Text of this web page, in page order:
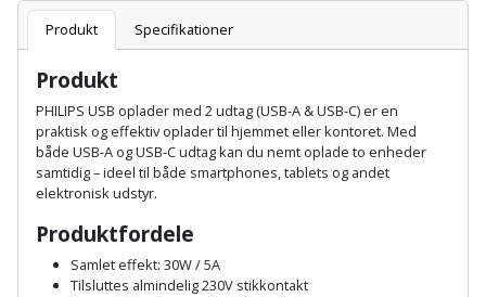
Fugtsikring
Garageport
Gelænder
Gips
Grundmursplader
Hardieplank
Fugepistol
skumpistol
Gevindskærer
Gipsværktøj
Glasløfter
Betonsliber
Bindemaskine
Bits
Bor
Bordrundsav
Motorenhed
Motorsav
og
kædesav
Motorsav
og
kædesav
tilbehør
Brænde
Brændeovn
Brandslukker
Brugskunst
Camping
Damprengøring
og
afrensning
Spartelmasse
til
væg
Tape
Rør
fittings
Stålvask
Ventilation
og
indeklima
Guides
Gaveideer
Aktiviteter
Produkt Specifikationer
Produkt
PHILIPS USB oplader med 2 udtag (USB-A & USB-C) er en
praktisk og effektiv oplader til hjemmet eller kontoret. Med
både USB-A og USB-C udtag kan du nemt oplade to enheder
samtidig – ideel til både smartphones, tablets og andet
elektronisk udstyr.
Produktfordele
Samlet effekt: 30W / 5A
Tilsluttes almindelig 230V stikkontakt